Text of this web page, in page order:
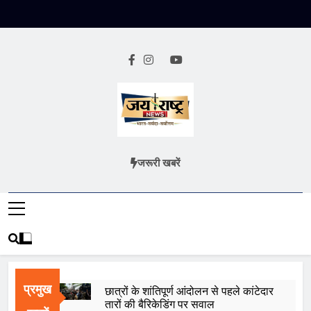
Jai Rashtra
हिंदी समाचार
जरूरी खबरें
प्रमुख
छात्रों के शांतिपूर्ण आंदोलन से पहले कांटेदार
तारों की बैरिकेडिंग पर सवाल